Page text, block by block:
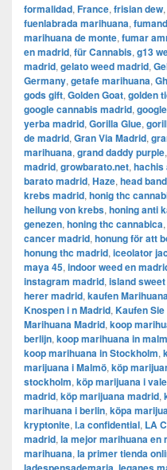
formalidad, France, frisian dew,
fuenlabrada marihuana,
marihuana de monte, fumar
en madrid, für Cannabis, g13
madrid, gelato weed madrid,
Germany, getafe marihuana,
gods gift, Golden Goat, golden
google cannabis madrid,
yerba madrid, Gorilla Glue,
de madrid, ​​Gran Via Madrid,
marihuana, grand daddy purple,
madrid, growbarato.net, hachis
barato madrid, Haze, head band
krebs madrid, honig thc
heilung von krebs, honing anti
genezen, honing thc cannabica,
cancer madrid, honung för att
honung thc madrid, iceolator
maya 45, indoor weed en
instagram madrid, island
herer madrid, kaufen
Knospen i n Madrid, Kaufen
Marihuana Madrid, koop
berlijn, koop marihuana in
koop marihuana in Stockholm,
marijuana i Malmö, köp
stockholm, ​​köp marijuana i
madrid, köp marijuana madrid,
marihuana i berlin, köpa
kryptonite, l.a confidential, LA
madrid, la mejor marihuana en
marihuana, la primer tienda